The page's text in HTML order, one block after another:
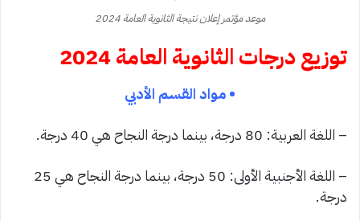
موعد مؤتمر إعلان نتيجة الثانوية العامة 2024
توزيع درجات الثانوية العامة 2024
• مواد القسم الأدبي
– اللغة العربية: 80 درجة، بينما درجة النجاح هي 40 درجة.
– اللغة الأجنبية الأولى: 50 درجة، بينما درجة النجاح هي 25
درجة.